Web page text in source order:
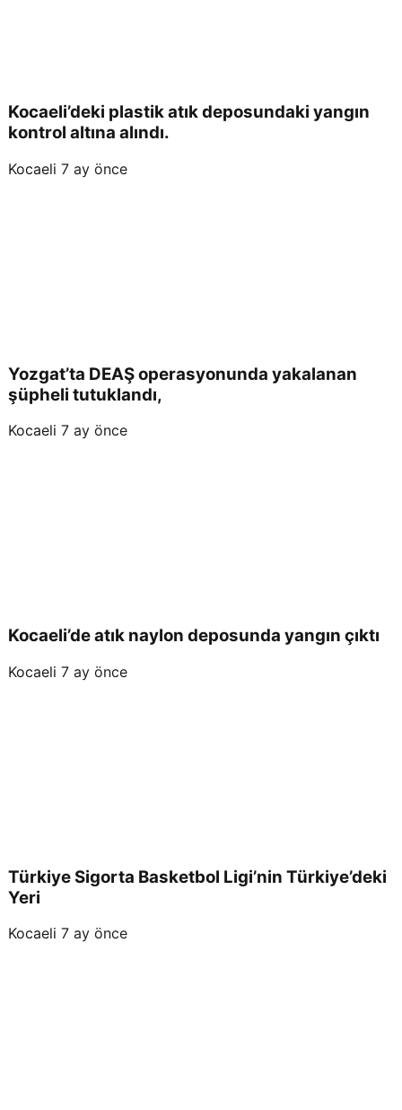
Çıkı
yor:
Yeni
Kocaeli’deki plastik atık deposundaki yangın
kontrol altına alındı.
Kocaeli 7 ay önce
Yozgat’ta DEAŞ operasyonunda yakalanan
şüpheli tutuklandı,
Kocaeli 7 ay önce
Kocaeli’de atık naylon deposunda yangın çıktı
Kocaeli 7 ay önce
Türkiye Sigorta Basketbol Ligi’nin Türkiye’deki
Yeri
Kocaeli 7 ay önce